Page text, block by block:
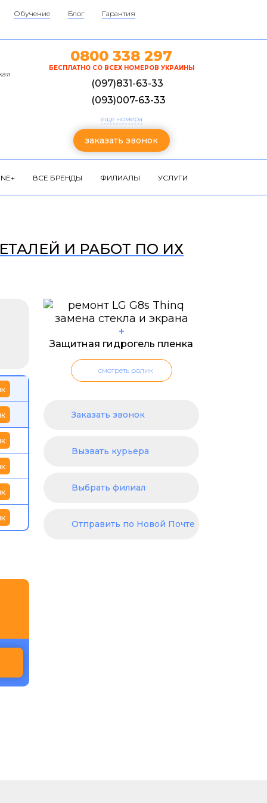
Обучение Блог
Гарантия
0800 338 297
БЕСПЛАТНО СО ВСЕХ НОМЕРОВ УКРАИНЫ
(097)831-63-33
(093)007-63-33
еще номера
заказать звонок
ВСЕ БРЕНДЫ ФИЛИАЛЫ УСЛУГИ
И РАБОТ ПО ИХ
+
Защитная гидрогель пленка
смотреть ролик
Заказать звонок
Вызвать курьера
Выбрать филиал
Отправить по Новой Почте